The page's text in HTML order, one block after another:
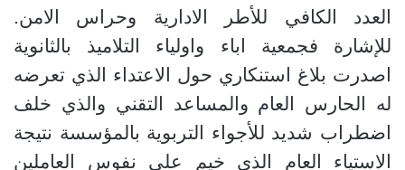
العدد الكافي للأطر الادارية وحراس الامن.
للإشارة فجمعية اباء واولياء التلاميذ بالثانوية
اصدرت بلاغ استنكاري حول الاعتداء الذي تعرضه
له الحارس العام والمساعد التقني والذي خلف
اضطراب شديد للأجواء التربوية بالمؤسسة نتيجة
الاستياء العام الذي خيم على نفوس العاملين